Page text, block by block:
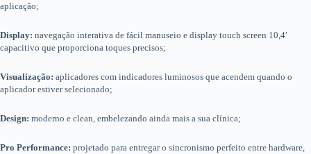
aplicação;
Display: navegação interativa de fácil manuseio e display touch screen 10,4′
capacitivo que proporciona toques precisos;
Visualização: aplicadores com indicadores luminosos que acendem quando o
aplicador estiver selecionado;
Design: moderno e clean, embelezando ainda mais a sua clínica;
Pro Performance: projetado para entregar o sincronismo perfeito entre hardware,